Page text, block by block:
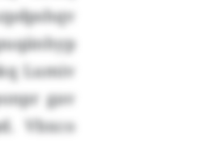
Lumiv
gav
Vbxco